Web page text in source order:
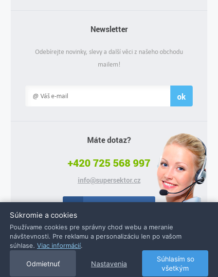
Newsletter
Odebírejte novinky, slevy a další věci z našeho obchodu
mailem!
ok
Máte dotaz?
+420 725 568 997
info@supersektor.cz
© 2026 Supersektor.cz - všechna práva vyhrazena
Súkromie a cookies
Používame cookies pre správny chod webu a meranie
návštevnosti. Pre reklamu a personalizáciu len po vašom
súhlase. Viac informácií.
Odmietnuť Nastavenia
Súhlasím so
všetkým